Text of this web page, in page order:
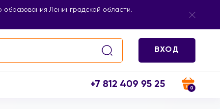
Ленинградской области.
ВХОД
+7 812 409 95 25 0